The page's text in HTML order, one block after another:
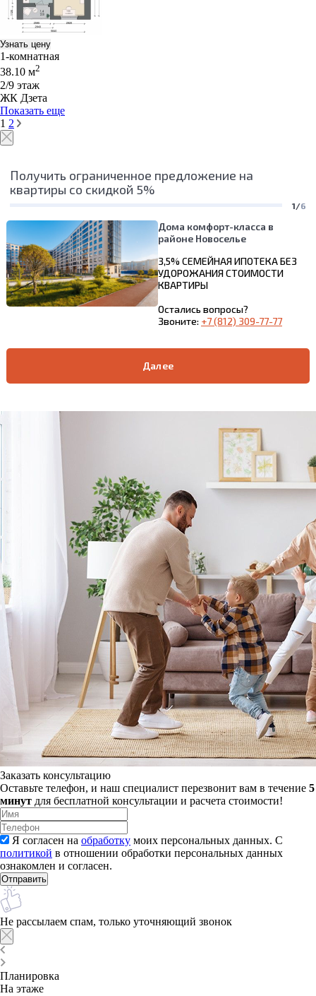
Узнать цену
1-комнатная
38.10 м2
2/9 этаж
ЖК Дзета
Показать еще
1 2
Получить ограниченное предложение на
квартиры со скидкой 5%
1/6
Дома комфорт-класса в
районе Новоселье
3,5% СЕМЕЙНАЯ ИПОТЕКА БЕЗ
УДОРОЖАНИЯ СТОИМОСТИ
КВАРТИРЫ
Остались вопросы?
Звоните: +7 (812) 309-77-77
Заказать консультацию
Оставьте телефон, и наш специалист перезвонит вам в течение 5
минут для бесплатной консультации и расчета стоимости!
Я согласен на обработку моих персональных данных. С
политикой в отношении обработки персональных данных
ознакомлен и согласен.
Не рассылаем спам, только уточняющий звонок
Планировка
На этаже